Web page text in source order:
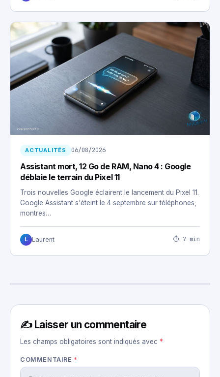
ACTUALITÉS 06/08/2026
Assistant mort, 12 Go de RAM, Nano 4 : Google
déblaie le terrain du Pixel 11
Trois nouvelles Google éclairent le lancement du Pixel 11.
Google Assistant s'éteint le 4 septembre sur téléphones,
montres…
L Laurent ⏱ 7 min
✍️ Laisser un commentaire
Les champs obligatoires sont indiqués avec *
COMMENTAIRE *